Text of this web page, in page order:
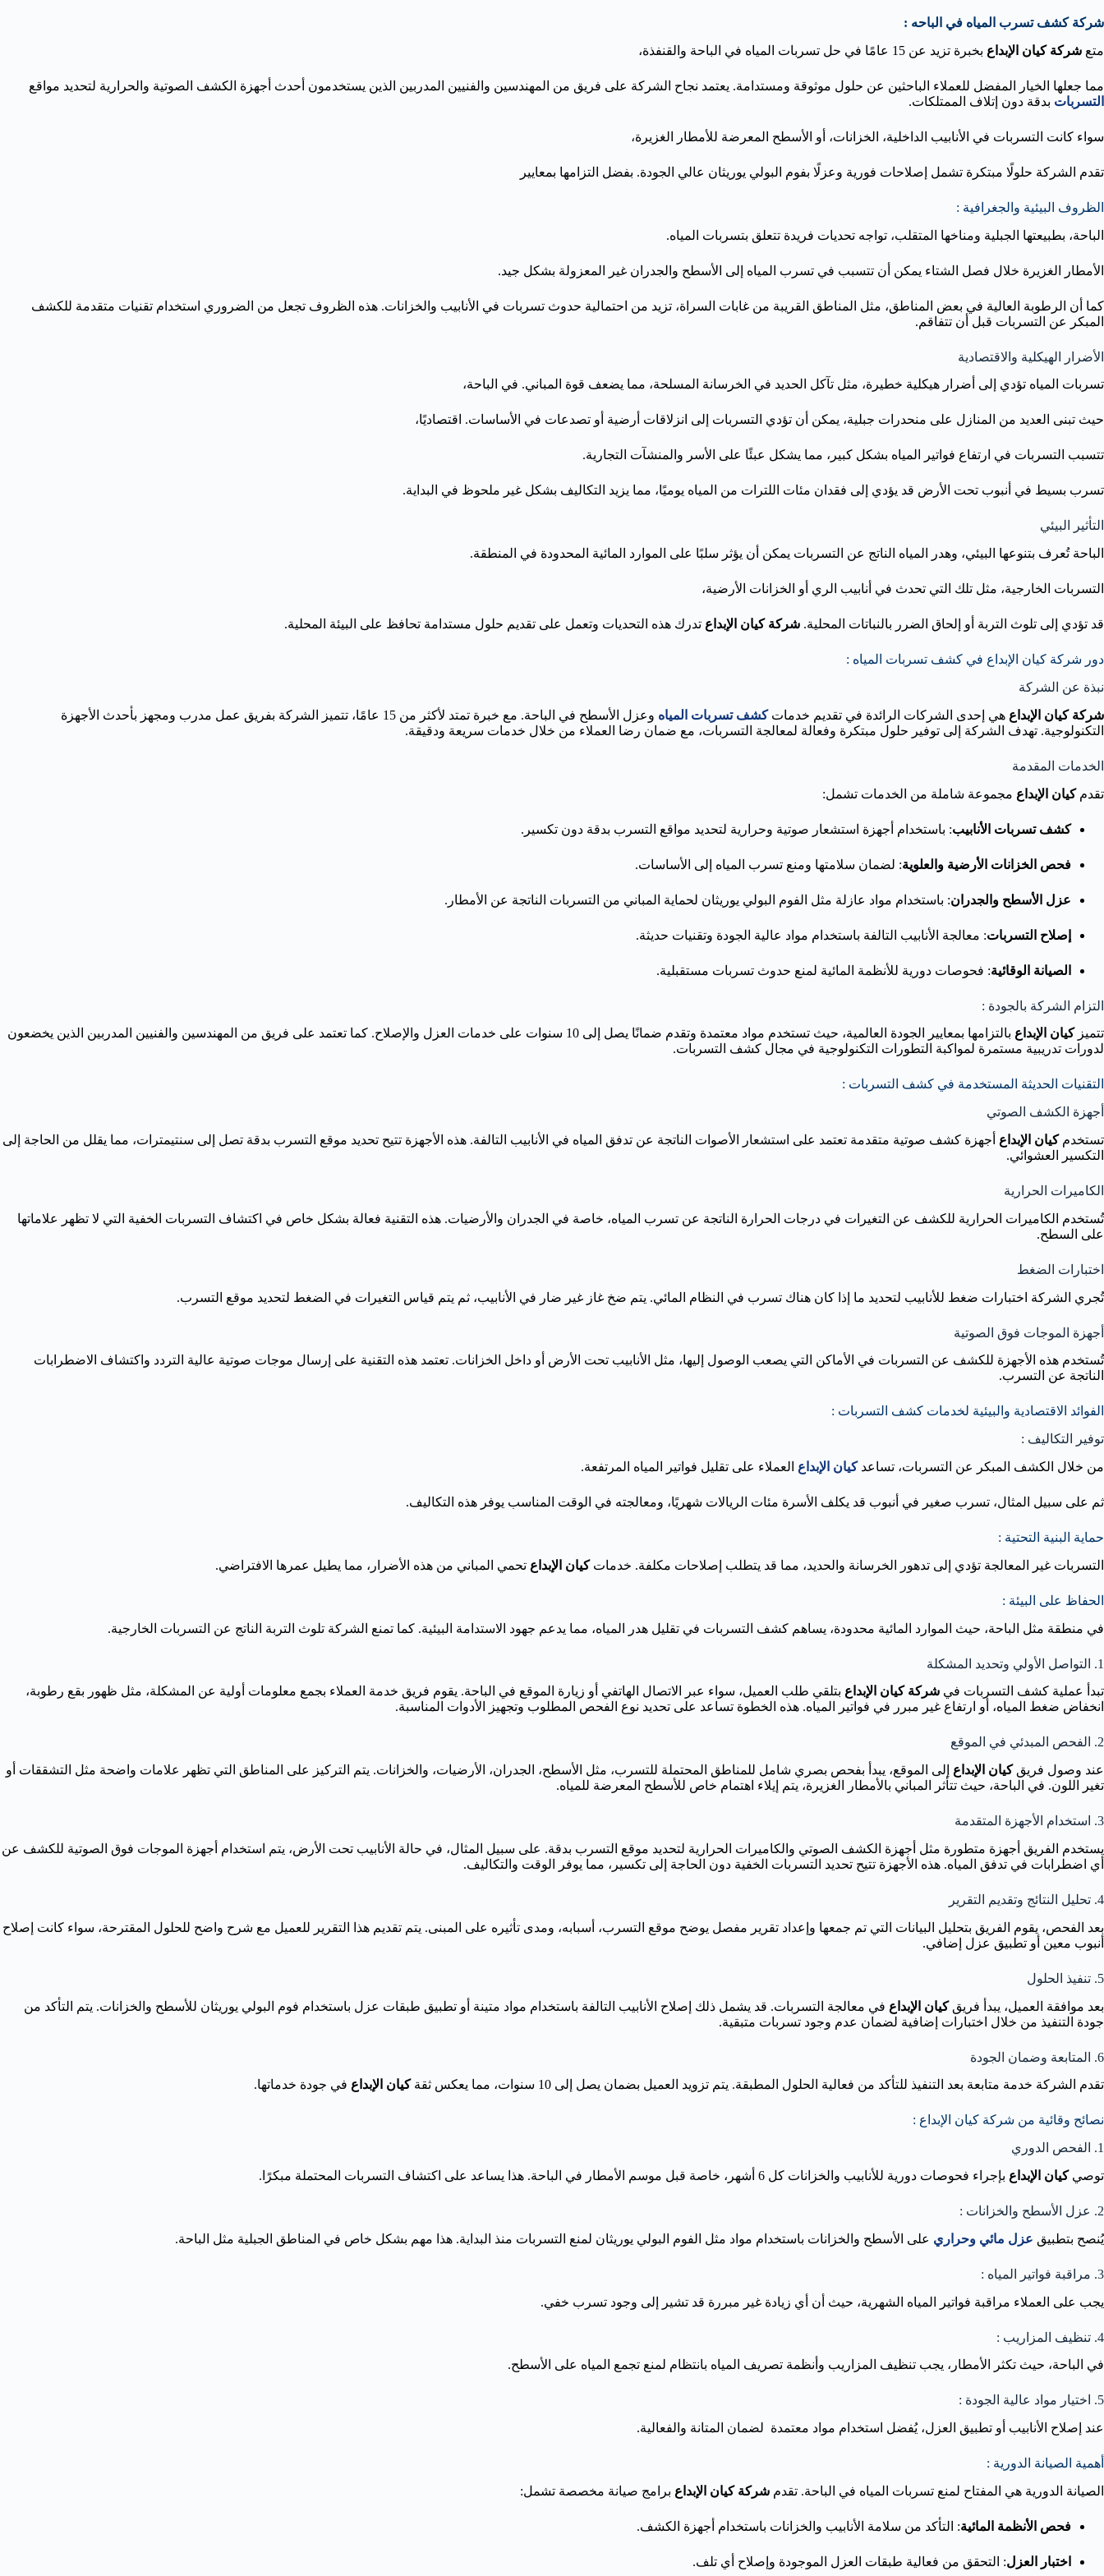
شركة كشف تسرب المياه في الباحه :
متع شركة كيان الإبداع بخبرة تزيد عن 15 عامًا في حل تسربات المياه في الباحة والقنفذة،
مما جعلها الخيار المفضل للعملاء الباحثين عن حلول موثوقة ومستدامة. يعتمد نجاح الشركة على فريق من المهندسين والفنيين المدربين الذين يستخدمون أحدث أجهزة الكشف الصوتية والحرارية لتحديد مواقع
التسربات بدقة دون إتلاف الممتلكات.
سواء كانت التسربات في الأنابيب الداخلية، الخزانات، أو الأسطح المعرضة للأمطار الغزيرة،
تقدم الشركة حلولًا مبتكرة تشمل إصلاحات فورية وعزلًا بفوم البولي يوريثان عالي الجودة. بفضل التزامها بمعايير
الظروف البيئية والجغرافية :
الباحة، بطبيعتها الجبلية ومناخها المتقلب، تواجه تحديات فريدة تتعلق بتسربات المياه.
الأمطار الغزيرة خلال فصل الشتاء يمكن أن تتسبب في تسرب المياه إلى الأسطح والجدران غير المعزولة بشكل جيد.
كما أن الرطوبة العالية في بعض المناطق، مثل المناطق القريبة من غابات السراة، تزيد من احتمالية حدوث تسربات في الأنابيب والخزانات. هذه الظروف تجعل من الضروري استخدام تقنيات متقدمة للكشف
المبكر عن التسربات قبل أن تتفاقم.
الأضرار الهيكلية والاقتصادية
تسربات المياه تؤدي إلى أضرار هيكلية خطيرة، مثل تآكل الحديد في الخرسانة المسلحة، مما يضعف قوة المباني. في الباحة،
حيث تبنى العديد من المنازل على منحدرات جبلية، يمكن أن تؤدي التسربات إلى انزلاقات أرضية أو تصدعات في الأساسات. اقتصاديًا،
تتسبب التسربات في ارتفاع فواتير المياه بشكل كبير، مما يشكل عبئًا على الأسر والمنشآت التجارية.
تسرب بسيط في أنبوب تحت الأرض قد يؤدي إلى فقدان مئات اللترات من المياه يوميًا، مما يزيد التكاليف بشكل غير ملحوظ في البداية.
التأثير البيئي
الباحة تُعرف بتنوعها البيئي، وهدر المياه الناتج عن التسربات يمكن أن يؤثر سلبًا على الموارد المائية المحدودة في المنطقة.
التسربات الخارجية، مثل تلك التي تحدث في أنابيب الري أو الخزانات الأرضية،
قد تؤدي إلى تلوث التربة أو إلحاق الضرر بالنباتات المحلية. شركة كيان الإبداع تدرك هذه التحديات وتعمل على تقديم حلول مستدامة تحافظ على البيئة المحلية.
دور شركة كيان الإبداع في كشف تسربات المياه :
نبذة عن الشركة
شركة كيان الإبداع هي إحدى الشركات الرائدة في تقديم خدماتكشف تسربات المياه
وعزل الأسطح في الباحة. مع خبرة تمتد لأكثر من 15 عامًا، تتميز الشركة بفريق عمل مدرب ومجهز بأحدث الأجهزة
التكنولوجية. تهدف الشركة إلى توفير حلول مبتكرة وفعالة لمعالجة التسربات، مع ضمان رضا العملاء من خلال خدمات سريعة ودقيقة.
الخدمات المقدمة
تقدمكيان الإبداع مجموعة شاملة من الخدمات تشمل:
كشف تسربات الأنابيب: باستخدام أجهزة استشعار صوتية وحرارية لتحديد مواقع التسرب بدقة دون تكسير.
فحص الخزانات الأرضية والعلوية: لضمان سلامتها ومنع تسرب المياه إلى الأساسات.
عزل الأسطح والجدران: باستخدام مواد عازلة مثل الفوم البولي يوريثان لحماية المباني من التسربات الناتجة عن الأمطار.
إصلاح التسربات: معالجة الأنابيب التالفة باستخدام مواد عالية الجودة وتقنيات حديثة.
الصيانة الوقائية: فحوصات دورية للأنظمة المائية لمنع حدوث تسربات مستقبلية.
التزام الشركة بالجودة :
تتميزكيان الإبداع
بالتزامها بمعايير الجودة العالمية، حيث تستخدم مواد معتمدة وتقدم ضمانًا يصل إلى 10 سنوات على خدمات العزل والإصلاح. كما تعتمد على فريق من المهندسين والفنيين المدربين الذين يخضعون
لدورات تدريبية مستمرة لمواكبة التطورات التكنولوجية في مجال كشف التسربات.
التقنيات الحديثة المستخدمة في كشف التسربات :
أجهزة الكشف الصوتي
تستخدمكيان الإبداع أجهزة كشف صوتية متقدمة تعتمد على استشعار الأصوات الناتجة عن تدفق المياه في الأنابيب التالفة. هذه الأجهزة تتيح تحديد موقع التسرب بدقة تصل إلى سنتيمترات، مما يقلل من الحاجة إلى
التكسير العشوائي.
الكاميرات الحرارية
تُستخدم الكاميرات الحرارية للكشف عن التغيرات في درجات الحرارة الناتجة عن تسرب المياه، خاصة في الجدران والأرضيات. هذه التقنية فعالة بشكل خاص في اكتشاف التسربات الخفية التي لا تظهر علاماتها
على السطح.
اختبارات الضغط
تُجري الشركة اختبارات ضغط للأنابيب لتحديد ما إذا كان هناك تسرب في النظام المائي. يتم ضخ غاز غير ضار في الأنابيب، ثم يتم قياس التغيرات في الضغط لتحديد موقع التسرب.
أجهزة الموجات فوق الصوتية
تُستخدم هذه الأجهزة للكشف عن التسربات في الأماكن التي يصعب الوصول إليها، مثل الأنابيب تحت الأرض أو داخل الخزانات. تعتمد هذه التقنية على إرسال موجات صوتية عالية التردد واكتشاف الاضطرابات
الناتجة عن التسرب.
الفوائد الاقتصادية والبيئية لخدمات كشف التسربات :
توفير التكاليف :
من خلال الكشف المبكر عن التسربات، تساعدكيان الإبداع العملاء على تقليل فواتير المياه المرتفعة.
ثم على سبيل المثال، تسرب صغير في أنبوب قد يكلف الأسرة مئات الريالات شهريًا، ومعالجته في الوقت المناسب يوفر هذه التكاليف.
حماية البنية التحتية :
التسربات غير المعالجة تؤدي إلى تدهور الخرسانة والحديد، مما قد يتطلب إصلاحات مكلفة. خدماتكيان الإبداع تحمي المباني من هذه الأضرار، مما يطيل عمرها الافتراضي.
الحفاظ على البيئة :
في منطقة مثل الباحة، حيث الموارد المائية محدودة، يساهم كشف التسربات في تقليل هدر المياه، مما يدعم جهود الاستدامة البيئية. كما تمنع الشركة تلوث التربة الناتج عن التسربات الخارجية.
1. التواصل الأولي وتحديد المشكلة
تبدأ عملية كشف التسربات في شركة كيان الإبداع بتلقي طلب العميل، سواء عبر الاتصال الهاتفي أو زيارة الموقع في الباحة. يقوم فريق خدمة العملاء بجمع معلومات أولية عن المشكلة، مثل ظهور بقع رطوبة،
انخفاض ضغط المياه، أو ارتفاع غير مبرر في فواتير المياه. هذه الخطوة تساعد على تحديد نوع الفحص المطلوب وتجهيز الأدوات المناسبة.
2. الفحص المبدئي في الموقع
عند وصول فريقكيان الإبداع إلى الموقع، يبدأ بفحص بصري شامل للمناطق المحتملة للتسرب، مثل الأسطح، الجدران، الأرضيات، والخزانات. يتم التركيز على المناطق التي تظهر علامات واضحة مثل التشققات أو
تغير اللون. في الباحة، حيث تتأثر المباني بالأمطار الغزيرة، يتم إيلاء اهتمام خاص للأسطح المعرضة للمياه.
3. استخدام الأجهزة المتقدمة
يستخدم الفريق أجهزة متطورة مثل أجهزة الكشف الصوتي والكاميرات الحرارية لتحديد موقع التسرب بدقة. على سبيل المثال، في حالة الأنابيب تحت الأرض، يتم استخدام أجهزة الموجات فوق الصوتية للكشف عن
أي اضطرابات في تدفق المياه. هذه الأجهزة تتيح تحديد التسربات الخفية دون الحاجة إلى تكسير، مما يوفر الوقت والتكاليف.
4. تحليل النتائج وتقديم التقرير
بعد الفحص، يقوم الفريق بتحليل البيانات التي تم جمعها وإعداد تقرير مفصل يوضح موقع التسرب، أسبابه، ومدى تأثيره على المبنى. يتم تقديم هذا التقرير للعميل مع شرح واضح للحلول المقترحة، سواء كانت إصلاح
أنبوب معين أو تطبيق عزل إضافي.
5. تنفيذ الحلول
بعد موافقة العميل، يبدأ فريقكيان الإبداع في معالجة التسربات. قد يشمل ذلك إصلاح الأنابيب التالفة باستخدام مواد متينة أو تطبيق طبقات عزل باستخدام فوم البولي يوريثان للأسطح والخزانات. يتم التأكد من
جودة التنفيذ من خلال اختبارات إضافية لضمان عدم وجود تسربات متبقية.
6. المتابعة وضمان الجودة
تقدم الشركة خدمة متابعة بعد التنفيذ للتأكد من فعالية الحلول المطبقة. يتم تزويد العميل بضمان يصل إلى 10 سنوات، مما يعكس ثقة
كيان الإبداع في جودة خدماتها.
نصائح وقائية من شركة كيان الإبداع :
1. الفحص الدوري
توصيكيان الإبداع بإجراء فحوصات دورية للأنابيب والخزانات كل 6 أشهر، خاصة قبل موسم الأمطار في الباحة. هذا يساعد على اكتشاف التسربات المحتملة مبكرًا.
2. عزل الأسطح والخزانات :
يُنصح بتطبيق عزل مائي وحراري على الأسطح والخزانات باستخدام مواد مثل الفوم البولي يوريثان لمنع التسربات منذ البداية. هذا مهم بشكل خاص في المناطق الجبلية مثل الباحة.
3. مراقبة فواتير المياه :
يجب على العملاء مراقبة فواتير المياه الشهرية، حيث أن أي زيادة غير مبررة قد تشير إلى وجود تسرب خفي.
4. تنظيف المزاريب :
في الباحة، حيث تكثر الأمطار، يجب تنظيف المزاريب وأنظمة تصريف المياه بانتظام لمنع تجمع المياه على الأسطح.
5. اختيار مواد عالية الجودة :
عند إصلاح الأنابيب أو تطبيق العزل، يُفضل استخدام مواد معتمدة لضمان المتانة والفعالية.
أهمية الصيانة الدورية :
الصيانة الدورية هي المفتاح لمنع تسربات المياه في الباحة. تقدم شركة كيان الإبداع برامج صيانة مخصصة تشمل:
فحص الأنظمة المائية: التأكد من سلامة الأنابيب والخزانات باستخدام أجهزة الكشف.
اختبار العزل: التحقق من فعالية طبقات العزل الموجودة وإصلاح أي تلف.